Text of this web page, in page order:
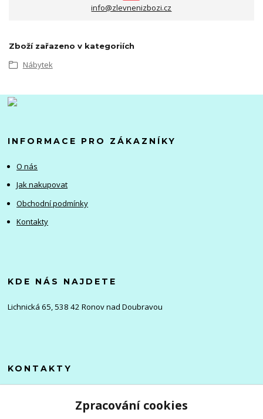
info@zlevnenizbozi.cz
Zboží zařazeno v kategoriích
Nábytek
INFORMACE PRO ZÁKAZNÍKY
O nás
Jak nakupovat
Obchodní podmínky
Kontakty
KDE NÁS NAJDETE
Lichnická 65, 538 42 Ronov nad Doubravou
KONTAKTY
+420 705 976 386Zpracování cookies